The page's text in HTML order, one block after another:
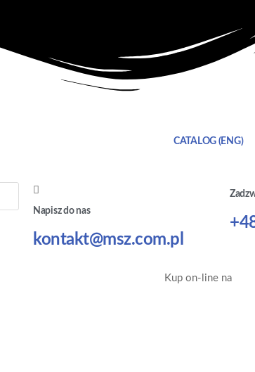
CATALOG (ENG)
Napisz do nas
kontakt@msz.com.pl
Kup on-line na